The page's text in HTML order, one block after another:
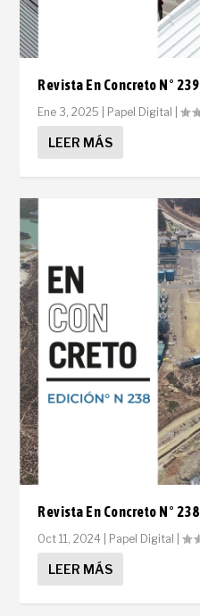
Revista En Concreto N° 239
Ene 3, 2025 Papel Digital |
LEER MÁS
Revista En Concreto N° 238
Oct 11, 2024 Papel Digital |
LEER MÁS